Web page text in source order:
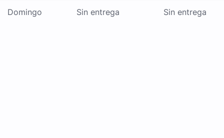
Domingo Sin entrega Sin entrega